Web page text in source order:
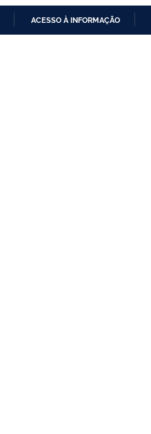
ACESSO À INFORMAÇÃO